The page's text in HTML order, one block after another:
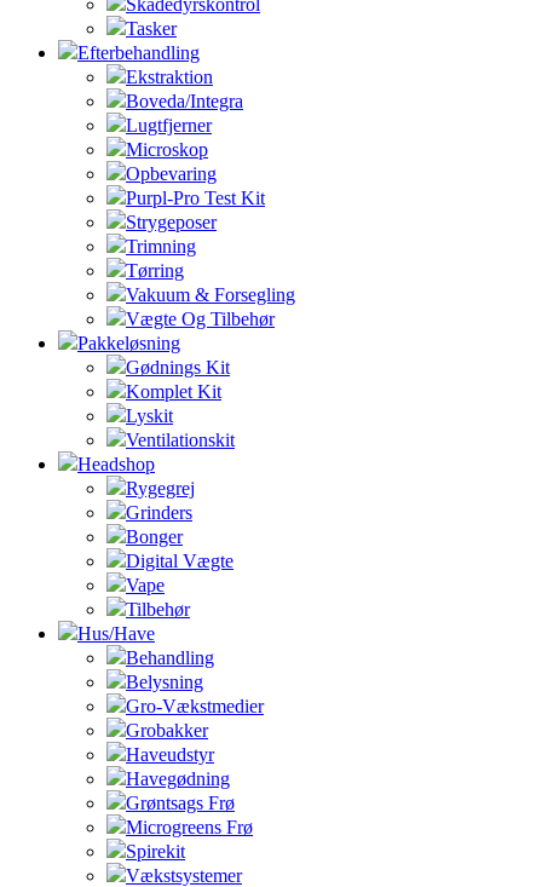
Skadedyrskontrol
Tasker
Efterbehandling
Ekstraktion
Boveda/Integra
Lugtfjerner
Microskop
Opbevaring
Purpl-Pro Test Kit
Strygeposer
Trimning
Tørring
Vakuum & Forsegling
Vægte Og Tilbehør
Pakkeløsning
Gødnings Kit
Komplet Kit
Lyskit
Ventilationskit
Headshop
Rygegrej
Grinders
Bonger
Digital Vægte
Vape
Tilbehør
Hus/Have
Behandling
Belysning
Gro-Vækstmedier
Grobakker
Haveudstyr
Havegødning
Grøntsags Frø
Microgreens Frø
Spirekit
Vækstsystemer